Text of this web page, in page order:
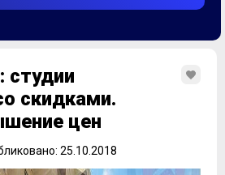
скидками.
цен
25.10.2018